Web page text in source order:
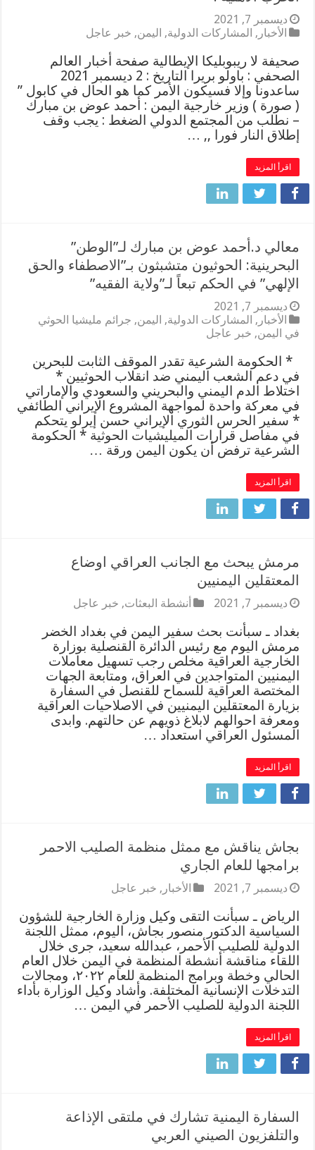
ديسمبر 7, 2021
الأخبار , المشاركات الدولية, اليمن, خبر عاجل
صحيفة لا ريبوبليكا الإيطالية صفحة أخبار العالم
الصحفي : باولو بريرا التاريخ : 2 ديسمبر 2021
ساعدونا وإلا فسيكون الأمر كما هو الحال في كابول ”
( صورة ) وزير خارجية اليمن : أحمد عوض بن مبارك
– نطلب من المجتمع الدولي الضغط : يجب وقف
إطلاق النار فورا ,, …
اقرأ المزيد
معالي د.أحمد عوض بن مبارك لـ”الوطن”
البحرينية: الحوثيون متشبثون بـ”الاصطفاء والحق
الإلهي” في الحكم تبعاً لـ”ولاية الفقيه”
ديسمبر 7, 2021
الأخبار , المشاركات الدولية, اليمن, جرائم مليشيا الحوثي
في اليمن, خبر عاجل
* الحكومة الشرعية تقدر الموقف الثابت للبحرين
في دعم الشعب اليمني ضد انقلاب الحوثيين *
اختلاط الدم اليمني والبحريني والسعودي والإماراتي
في معركة واحدة لمواجهة المشروع الإيراني الطائفي
* سفير الحرس الثوري الإيراني حسن إيرلو يتحكم
في مفاصل قرارات الميليشيات الحوثية * الحكومة
الشرعية ترفض أن يكون اليمن ورقة …
اقرأ المزيد
مرمش يبحث مع الجانب العراقي اوضاع
المعتقلين اليمنيين
ديسمبر 7, 2021 أنشطة البعثات, خبر عاجل
بغداد ـ سبأنت بحث سفير اليمن في بغداد الخضر
مرمش اليوم مع رئيس الدائرة القنصلية بوزارة
الخارجية العراقية مخلص رجب تسهيل معاملات
اليمنيين المتواجدين في العراق، ومتابعة الجهات
المختصة العراقية للسماح للقنصل في السفارة
بزيارة المعتقلين اليمنيين في الاصلاحيات العراقية
ومعرفة احوالهم لابلاغ ذويهم عن حالتهم. وابدى
المسئول العراقي استعداد …
اقرأ المزيد
بجاش يناقش مع ممثل منظمة الصليب الاحمر
برامجها للعام الجاري
ديسمبر 7, 2021 الأخبار , خبر عاجل
الرياض ـ سبأنت التقى وكيل وزارة الخارجية للشؤون
السياسية الدكتور منصور بجاش، اليوم، ممثل اللجنة
الدولية للصليب الأحمر، عبدالله سعيد، جرى خلال
اللقاء مناقشة أنشطة المنظمة في اليمن خلال العام
الحالي وخطة وبرامج المنظمة للعام ٢٠٢٢، ومجالات
التدخلات الإنسانية المختلفة. وأشاد وكيل الوزارة بأداء
اللجنة الدولية للصليب الأحمر في اليمن …
اقرأ المزيد
السفارة اليمنية تشارك في ملتقى الإذاعة
والتلفزيون الصيني العربي